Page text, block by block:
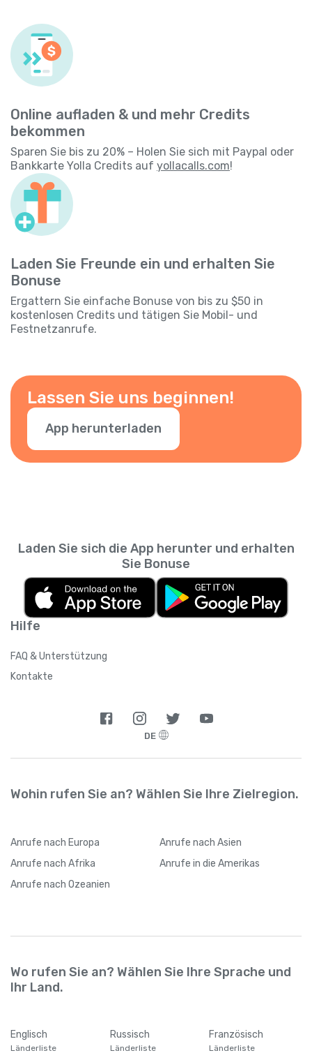
Online aufladen & und mehr Credits
bekommen
Sparen Sie bis zu 20% – Holen Sie sich mit Paypal oder
Bankkarte Yolla Credits auf yollacalls.com!
Laden Sie Freunde ein und erhalten Sie
Bonuse
Ergattern Sie einfache Bonuse von bis zu $50 in
kostenlosen Credits und tätigen Sie Mobil- und
Festnetzanrufe.
Lassen Sie uns beginnen!
App herunterladen
Hilfe
FAQ & Unterstützung
Kontakte
Laden Sie sich die App herunter und erhalten
Sie Bonuse
DE
Wohin rufen Sie an? Wählen Sie Ihre Zielregion.
Anrufe nach Europa Anrufe nach Asien
Anrufe nach Afrika Anrufe in die Amerikas
Anrufe nach Ozeanien
Wo rufen Sie an? Wählen Sie Ihre Sprache und
Ihr Land.
Englisch
Länderliste
Russisch
Länderliste
Französisch
Länderliste